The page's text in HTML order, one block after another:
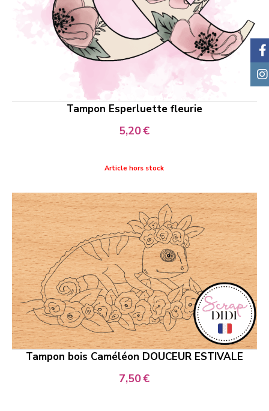
Tampon Esperluette fleurie
5,20€
Article hors stock
Tampon bois Caméléon DOUCEUR ESTIVALE
7,50€